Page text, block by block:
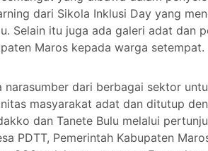
dari Sikola Inklusi Day yang
Selain itu juga ada galeri adat dan
Maros kepada warga setempat.
dari berbagai sektor
masyarakat adat dan ditutup
dan Tanete Bulu melalui
PDTT, Pemerintah Kabupaten